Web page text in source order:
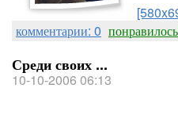
комментарии: 0
Среди своих ...
10-10-2006 06:13